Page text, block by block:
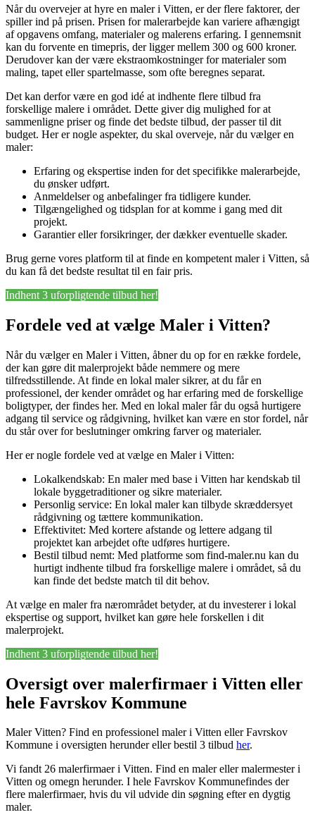
Når du overvejer at hyre en maler i Vitten, er der flere faktorer, der
spiller ind på prisen. Prisen for malerarbejde kan variere afhængigt
af opgavens omfang, materialer og malerens erfaring. I gennemsnit
kan du forvente en timepris, der ligger mellem 300 og 600 kroner.
Derudover kan der være ekstraomkostninger for materialer som
maling, tapet eller spartelmasse, som ofte beregnes separat.
Det kan derfor være en god idé at indhente flere tilbud fra
forskellige malere i området. Dette giver dig mulighed for at
sammenligne priser og finde det bedste tilbud, der passer til dit
budget. Her er nogle aspekter, du skal overveje, når du vælger en
maler:
Erfaring og ekspertise inden for det specifikke malerarbejde,
du ønsker udført.
Anmeldelser og anbefalinger fra tidligere kunder.
Tilgængelighed og tidsplan for at komme i gang med dit
projekt.
Garantier eller forsikringer, der dækker eventuelle skader.
Brug gerne vores platform til at finde en kompetent maler i Vitten, så
du kan få det bedste resultat til en fair pris.
Indhent 3 uforpligtende tilbud her!
Fordele ved at vælge Maler i Vitten?
Når du vælger en Maler i Vitten, åbner du op for en række fordele,
der kan gøre dit malerprojekt både nemmere og mere
tilfredsstillende. At finde en lokal maler sikrer, at du får en
professionel, der kender området og har erfaring med de forskellige
boligtyper, der findes her. Med en lokal maler får du også hurtigere
adgang til service og rådgivning, hvilket kan være en stor fordel, når
du står over for beslutninger omkring farver og materialer.
Her er nogle fordele ved at vælge en Maler i Vitten:
Lokalkendskab: En maler med base i Vitten har kendskab til
lokale byggetraditioner og sikre materialer.
Personlig service: En lokal maler kan tilbyde skræddersyet
rådgivning og tættere kommunikation.
Effektivitet: Med kortere afstande og lettere adgang til
projektet kan arbejdet ofte udføres hurtigere.
Bestil tilbud nemt: Med platforme som find-maler.nu kan du
hurtigt indhente tilbud fra forskellige malere i området, så du
kan finde det bedste match til dit behov.
At vælge en maler fra nærområdet betyder, at du investerer i lokal
ekspertise og support, hvilket kan gøre hele forskellen i dit
malerprojekt.
Indhent 3 uforpligtende tilbud her!
Oversigt over malerfirmaer i Vitten eller
hele Favrskov Kommune
Maler Vitten? Find en professionel maler i Vitten eller Favrskov
Kommune i oversigten herunder eller bestil 3 tilbud her.
Vi fandt 26 malerfirmaer i Vitten. Find en maler eller malermester i
Vitten og omegn herunder. I hele Favrskov Kommunefindes der
flere malerfirmaer, hvis du vil udvide din søgning efter en dygtig
maler.